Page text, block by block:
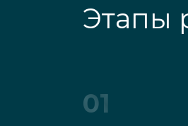
Этапы
01